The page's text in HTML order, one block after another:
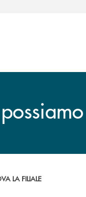
completo delle
LA FILIALE